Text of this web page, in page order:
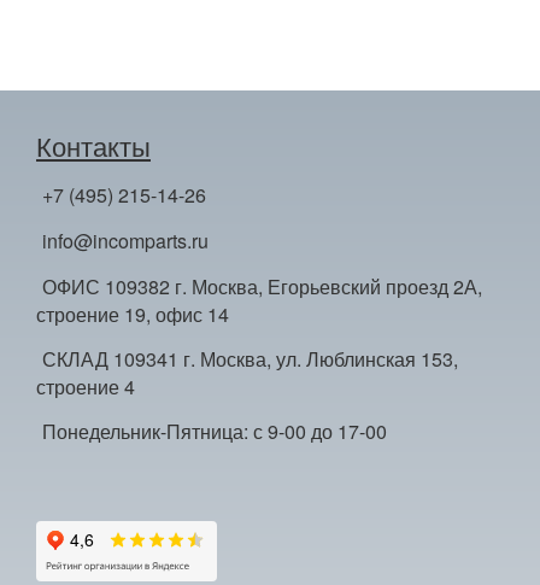
Контакты
+7 (495) 215-14-26
info@incomparts.ru
ОФИС 109382 г. Москва, Егорьевский проезд 2А,
строение 19, офис 14
СКЛАД 109341 г. Москва, ул. Люблинская 153,
строение 4
Понедельник-Пятница: с 9-00 до 17-00